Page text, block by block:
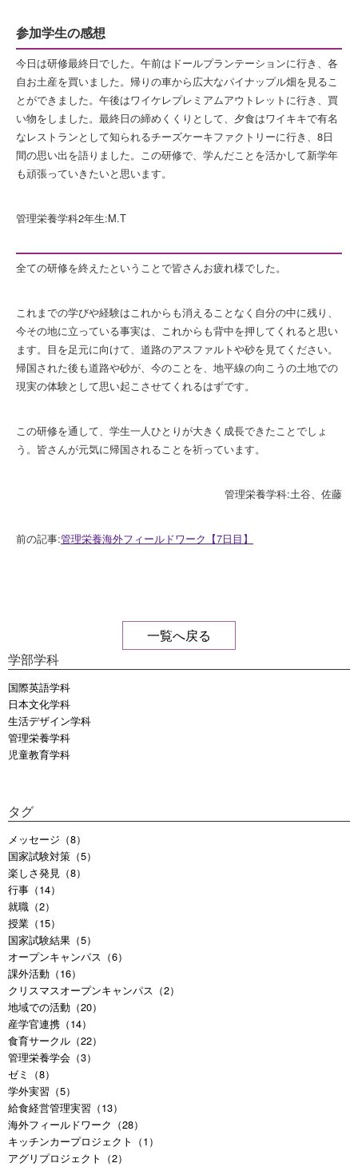
参加学生の感想
今日は研修最終日でした。午前はドールプランテーションに行き、各
自お土産を買いました。帰りの車から広大なパイナップル畑を見るこ
とができました。午後はワイケレプレミアムアウトレットに行き、買
い物をしました。最終日の締めくくりとして、夕食はワイキキで有名
なレストランとして知られるチーズケーキファクトリーに行き、8日
間の思い出を語りました。この研修で、学んだことを活かして新学年
も頑張っていきたいと思います。
管理栄養学科2年生:M.T
全ての研修を終えたということで皆さんお疲れ様でした。
これまでの学びや経験はこれからも消えることなく自分の中に残り、
今その地に立っている事実は、これからも背中を押してくれると思い
ます。目を足元に向けて、 道路のアスファルトや砂を見てください。
帰国された後も道路や砂が、今のことを、 地平線の向こうの土地での
現実の体験として思い起こさせてくれるはずです。
この研修を通して、学生一人ひとりが大きく成長できたことでしょ
う。皆さんが元気に帰国されることを祈っています。
管理栄養学科:土谷、佐藤
前の記事:管理栄養海外フィールドワーク【7日目】
一覧へ戻る
学部学科
国際英語学科
日本文化学科
生活デザイン学科
管理栄養学科
児童教育学科
タグ
メッセージ（8）
国家試験対策（5）
楽しさ発見（8）
行事（14）
就職（2）
授業（15）
国家試験結果（5）
オープンキャンパス（6）
課外活動（16）
クリスマスオープンキャンパス（2）
地域での活動（20）
産学官連携（14）
食育サークル（22）
管理栄養学会（3）
ゼミ（8）
学外実習（5）
給食経営管理実習（13）
海外フィールドワーク（28）
キッチンカープロジェクト（1）
アグリプロジェクト（2）